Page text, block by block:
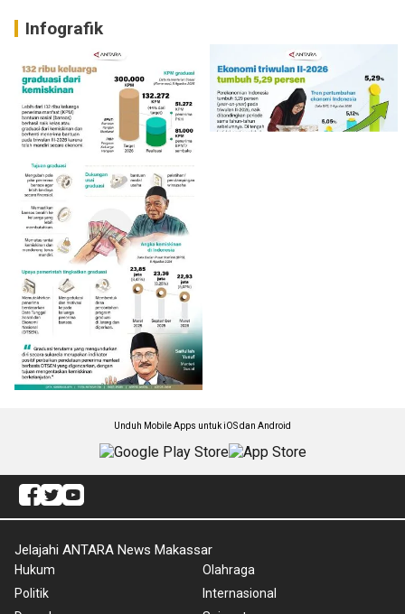
Infografik
Unduh Mobile Apps untuk iOS dan Android
Jelajahi ANTARA News Makassar
Hukum
Politik
Olahraga
Internasional